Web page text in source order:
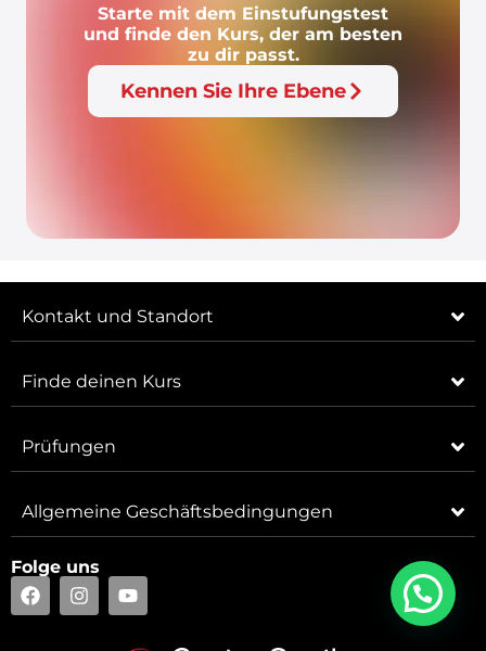
Starte mit dem Einstufungstest
und finde den Kurs, der am besten
zu dir passt.
Kennen Sie Ihre Ebene
Kontakt und Standort
Finde deinen Kurs
Prüfungen
Allgemeine Geschäftsbedingungen
Folge uns